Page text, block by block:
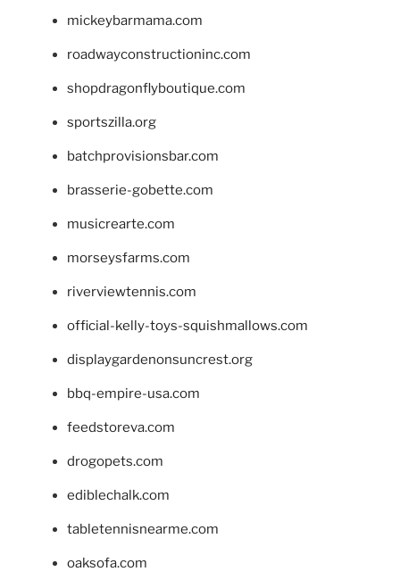
mickeybarmama.com
roadwayconstructioninc.com
shopdragonflyboutique.com
sportszilla.org
batchprovisionsbar.com
brasserie-gobette.com
musicrearte.com
morseysfarms.com
riverviewtennis.com
official-kelly-toys-squishmallows.com
displaygardenonsuncrest.org
bbq-empire-usa.com
feedstoreva.com
drogopets.com
ediblechalk.com
tabletennisnearme.com
oaksofa.com